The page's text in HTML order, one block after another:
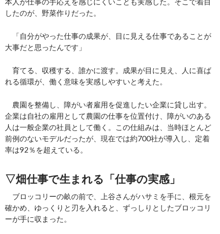
したのが、野菜作りだった。
「自分がやった仕事の成果が、目に見える仕事であることが
大事だと思ったんです」
育てる、収穫する、誰かに渡す。成果が目に見え、人に喜ば
れる循環が、働く意味を実感しやすいと考えた。
農園を整備し、障がい者雇用を促進したい企業に貸し出す。
企業は自社の雇用として農園の仕事を位置付け、障がいのある
人は一般企業の社員として働く。この仕組みは、当時ほとんど
前例のないモデルだったが、現在では約700社が導入し、定着
率は92％を超えている。
▽畑仕事で生まれる「仕事の実感」
ブロッコリーの畝の前で、上谷さんがハサミを手に、根元を
確かめ、ゆっくりと刃を入れると、ずっしりとしたブロッコリ
ーが手に収まった。